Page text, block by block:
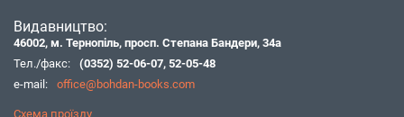
Видавництво:
46002, м. Тернопіль, просп. Степана Бандери, 34а
Тел./факс:
(0352) 52-06-07, 52-05-48
e-mail:
office@bohdan-books.com
Схема проїзду